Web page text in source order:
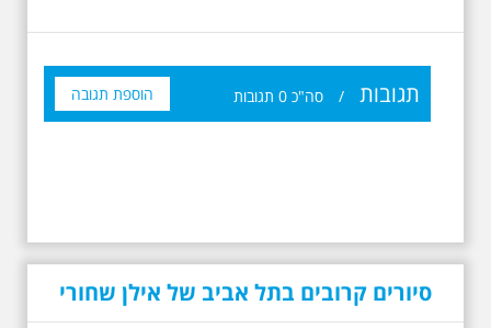
תגובות / סה"כ 0 תגובות הוספת תגובה
סיורים קרובים בתל אביב של אילן שחורי